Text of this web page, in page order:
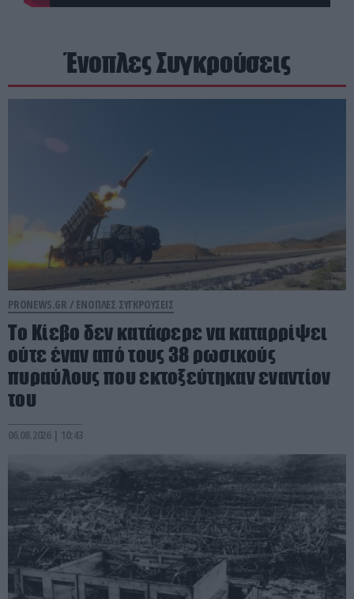
Ένοπλες Συγκρούσεις
PRONEWS.GR / ΕΝΟΠΛΕΣ ΣΥΓΚΡΟΥΣΕΙΣ
Το Κίεβο δεν κατάφερε να καταρρίψει
ούτε έναν από τους 38 ρωσικούς
πυραύλους που εκτοξεύτηκαν εναντίον
του
06.08.2026 | 10:43